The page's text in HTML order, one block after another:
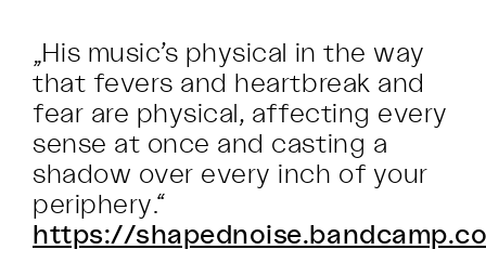
„His music’s physical in the way
that fevers and heartbreak and
fear are physical, affecting every
sense at once and casting a
shadow over every inch of your
periphery.“
https://